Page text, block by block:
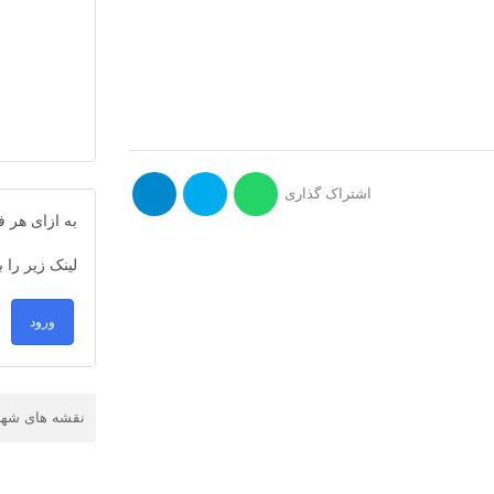
اشتراک گذاری
به ازای
لینک زیر
ورود
نقشه های